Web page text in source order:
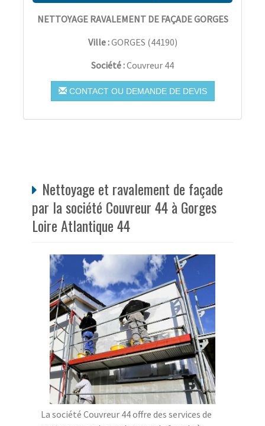
NETTOYAGE RAVALEMENT DE FAÇADE GORGES
Ville :GORGES (44190)
Société :Couvreur 44
CONTACT OU DEMANDE DE DEVIS
Nettoyage et ravalement de façade
par la société Couvreur 44 à Gorges
Loire Atlantique 44
La société Couvreur 44 offre des services de